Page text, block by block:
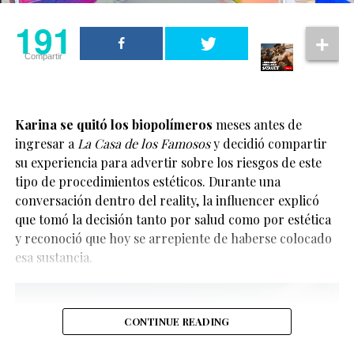
191
Asimismo, Ariana reconoció que durante años permitió
que la negatividad influyera demasiado en su vida.
Ariana Grande habló sobre la
importancia de alejarse de la
negatividad
Uno de los momentos más comentados ocurrió cuando
la cantante confesó que entendió cómo la negatividad
Ese aprendizaje, explicó, la llevó a tomar la decisión de
dar un paso atrás y desconectarse temporalmente del
La noticia ha emocionado a sus seguidores y a la
comunidad LGBTQ+, ya que la pareja se ha convertido
después de varios meses de comentarios sobre una
posible boda.
191
Compartir
Karina se quitó los biopolímeros meses antes de
ingresar a La Casa de los Famososy decidió compartir
su experiencia para advertir sobre los riesgos de este
tipo de procedimientos estéticos. Durante una
conversación dentro del reality, la influencer explicó
que tomó la decisión tanto por salud como por estética
y reconoció que hoy se arrepiente de haberse colocado
esa sustancia.
CONTINUE READING